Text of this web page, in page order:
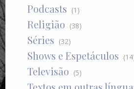
Podcasts (1)
Religião (38)
Séries (32)
Shows e Espetáculos
Televisão (5)